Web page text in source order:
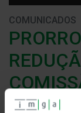
COMUNICADOS
27 junho 2019